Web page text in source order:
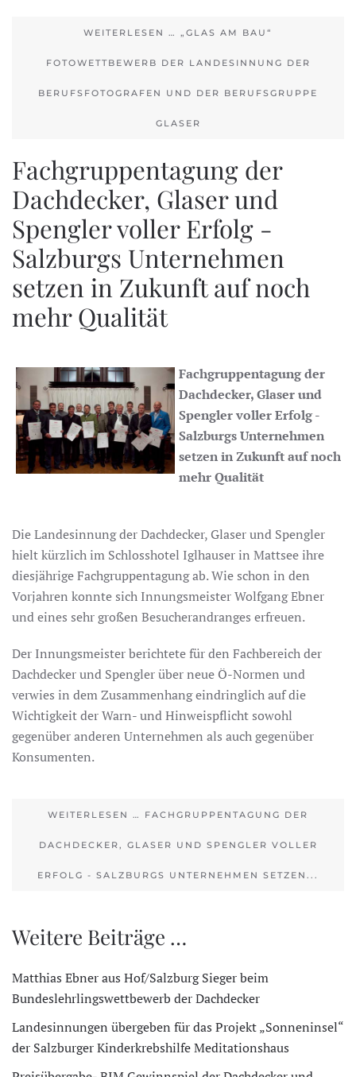
WEITERLESEN … „GLAS AM BAU“
FOTOWETTBEWERB DER LANDESINNUNG DER
BERUFSFOTOGRAFEN UND DER BERUFSGRUPPE
GLASER
Fachgruppentagung der
Dachdecker, Glaser und
Spengler voller Erfolg -
Salzburgs Unternehmen
setzen in Zukunft auf noch
mehr Qualität
Fachgruppentagung der
Dachdecker, Glaser und
Spengler voller Erfolg -
Salzburgs Unternehmen
setzen in Zukunft auf noch
mehr Qualität
Die Landesinnung der Dachdecker, Glaser und Spengler
hielt kürzlich im Schlosshotel Iglhauser in Mattsee ihre
diesjährige Fachgruppentagung ab. Wie schon in den
Vorjahren konnte sich Innungsmeister Wolfgang Ebner
und eines sehr großen Besucherandranges erfreuen.
Der Innungsmeister berichtete für den Fachbereich der
Dachdecker und Spengler über neue Ö-Normen und
verwies in dem Zusammenhang eindringlich auf die
Wichtigkeit der Warn- und Hinweispflicht sowohl
gegenüber anderen Unternehmen als auch gegenüber
Konsumenten.
WEITERLESEN … FACHGRUPPENTAGUNG DER
DACHDECKER, GLASER UND SPENGLER VOLLER
ERFOLG - SALZBURGS UNTERNEHMEN SETZEN...
Weitere Beiträge …
Matthias Ebner aus Hof/Salzburg Sieger beim
Bundeslehrlingswettbewerb der Dachdecker
Landesinnungen übergeben für das Projekt „Sonneninsel“
der Salzburger Kinderkrebshilfe Meditationshaus